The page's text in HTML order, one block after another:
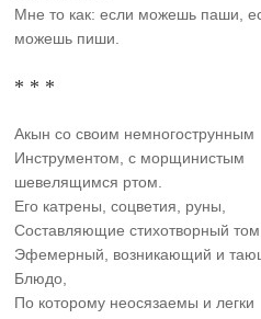
Мне то как: если можешь паши,
можешь пиши.
* * *
Акын со своим немногострунным
Инструментом, с морщинистым
шевелящимся ртом.
Его катрены, соцветия, руны,
Составляющие стихотворный том
Эфемерный, возникающий и
Блюдо,
По которому неосязаемы и легки